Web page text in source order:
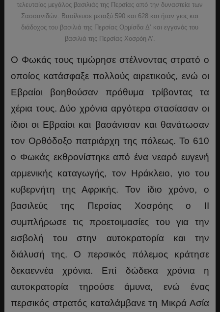
τελευταίος μεγάλος βασιλιάς της Περσίας από την δυναστεία των
Σασσανιδών. Βασίλευσε μεταξύ 590 και 628 και ήταν γιος και
διάδοχος του βασιλιά της Περσίας Ορμίσδα Δ’ και εγγονός του
βασιλιά της Περσίας Χοσρόη Α’.
Ο Φωκάς τους τιμώρησε στέλνοντας στρατό ο
οποίος κατάσφαξε πολλούς αιρετικούς, ενώ οι
Εβραίοι βοηθούσαν πρόθυμα τρίβοντας τα
χέρια τους. Δύο χρόνια αργότερα στασίασαν οι
ίδιοι οι Εβραίοι και βασάνισαν και θανάτωσαν
τον Ορθόδοξο πατριάρχη της πόλεως. Το 610
ο Φωκάς εκθρονίστηκε από ένα νεαρό ευγενή
αρμενικής καταγωγής, τον Ηράκλειο, γιο του
κυβερνήτη της Αφρικής. Τον ίδιο χρόνο, ο
βασιλεύς της Περσίας Χοσρόης ο II
συμπλήρωσε τις προετοιμασίες του για την
εισβολή του στην αυτοκρατορία και την
διάλυσή της. Ο περσικός πόλεμος κράτησε
δεκαεννέα χρόνια. Επί δώδεκα χρόνια η
αυτοκρατορία τηρούσε άμυνα, ενώ ένας
περσικός στρατός καταλάμβανε τη Μικρά Ασία